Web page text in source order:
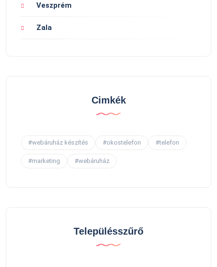
Veszprém
Zala
Cimkék
#webáruház készítés #okostelefon #telefon
#marketing #webáruház
Településszűrő